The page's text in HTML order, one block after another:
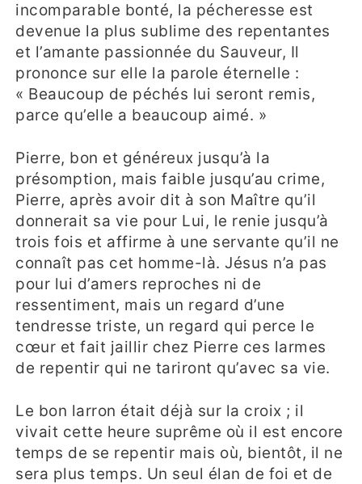
incomparable bonté, la pécheresse est
devenue la plus sublime des repentantes
et l’amante passionnée du Sauveur, Il
prononce sur elle la parole éternelle :
« Beaucoup de péchés lui seront remis,
parce qu’elle a beaucoup aimé. »
Pierre, bon et généreux jusqu’à la
présomption, mais faible jusqu’au crime,
Pierre, après avoir dit à son Maître qu’il
donnerait sa vie pour Lui, le renie jusqu’à
trois fois et affirme à une servante qu’il ne
connaît pas cet homme-là. Jésus n’a pas
pour lui d’amers reproches ni de
ressentiment, mais un regard d’une
tendresse triste, un regard qui perce le
cœur et fait jaillir chez Pierre ces larmes
de repentir qui ne tariront qu’avec sa vie.
Le bon larron était déjà sur la croix ; il
vivait cette heure suprême où il est encore
temps de se repentir mais où, bientôt, il ne
sera plus temps. Un seul élan de foi et de